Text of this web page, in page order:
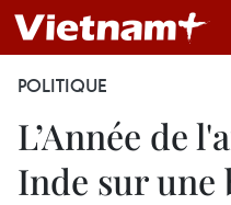
POLITIQUE
L’Année de
Inde sur une